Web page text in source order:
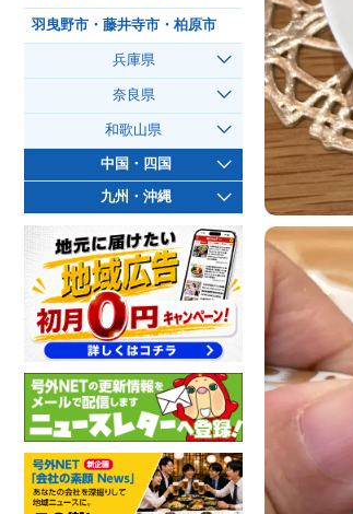
羽曳野市・藤井寺市・柏原市
兵庫県
奈良県
和歌山県
中国・四国
九州・沖縄